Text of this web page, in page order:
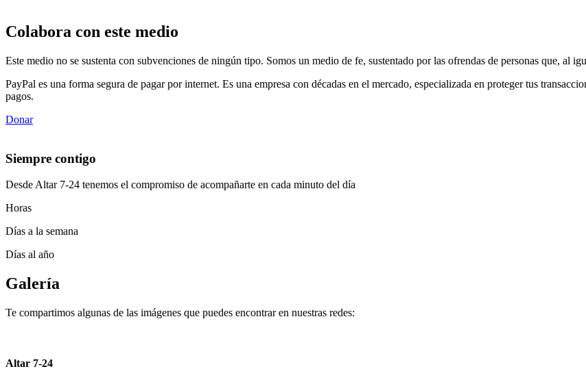
Colabora con este medio
Este medio no se sustenta con subvenciones de ningún tipo. Somos un medio de fe, sustentado por las ofrendas de personas que, al
PayPal es una forma segura de pagar por internet. Es una empresa con décadas en el mercado, especializada en proteger tus
pagos.
Donar
Siempre contigo
Desde Altar 7-24 tenemos el compromiso de acompañarte en cada minuto del día
Horas
Días a la semana
Días al año
Galería
Te compartimos algunas de las imágenes que puedes encontrar en nuestras redes:
Altar 7-24